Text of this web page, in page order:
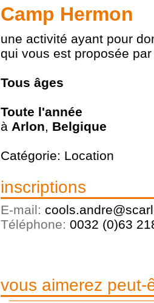
Camp Hermon
une activité ayant pour
qui vous est proposée
Tous âges
Toute l'année
à Arlon, Belgique
Catégorie: Location
inscriptions
E-mail:
Téléphone: 0032 (0)63
vous aimerez peut-